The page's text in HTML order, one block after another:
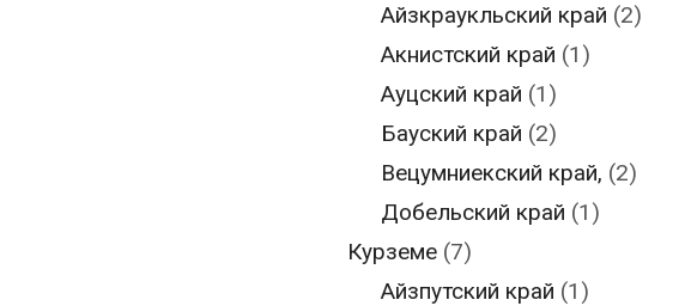
Айзкраукльский край (2)
Акнистский край (1)
Ауцский край (1)
Бауский край (2)
Вецумниекский край, (2)
Добельский край (1)
Курземе(7)
Айзпутский край (1)